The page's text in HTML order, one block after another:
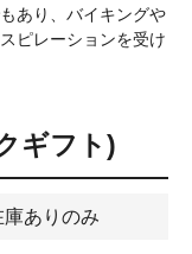
あり、バイキングや
ピレーションを受け
ギフト)
庫ありのみ